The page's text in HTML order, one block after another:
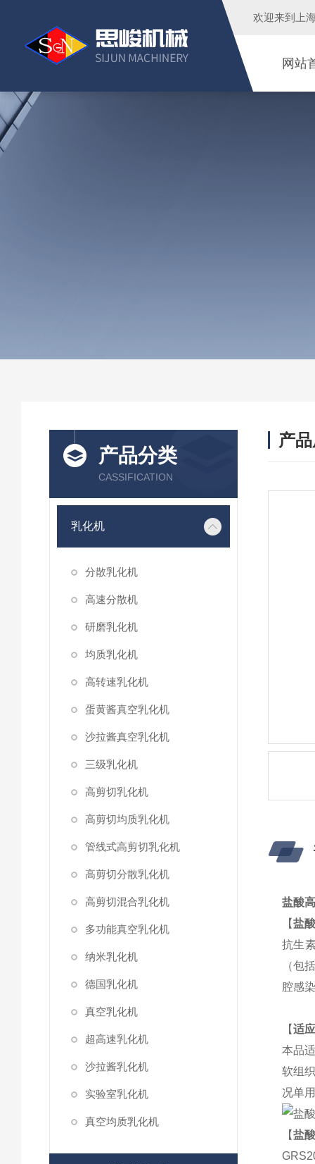
欢迎来到 上
网站
产品分类
CASSIFICATION
乳化机
分散乳化机
高速分散机
研磨乳化机
均质乳化机
高转速乳化机
蛋黄酱真空乳化机
沙拉酱真空乳化机
三级乳化机
高剪切乳化机
高剪切均质乳化机
管线式高剪切乳化机
高剪切分散乳化机
高剪切混合乳化机
多功能真空乳化机
纳米乳化机
德国乳化机
真空乳化机
超高速乳化机
沙拉酱乳化机
实验室乳化机
真空均质乳化机
产
盐酸
【盐
抗生
（包
腔感
【适
本品
软组
况单
【盐